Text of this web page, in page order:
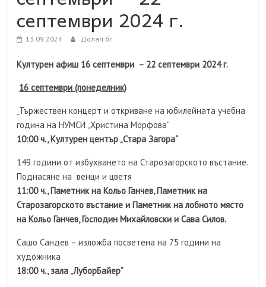
септември 2024 г.
13.09.2024 Долап.бг
Културен афиш 16 септември – 22 септември 2024 г.
16 септември (понеделник)
Тържествен концерт и откриване на юбилейната учебна
година на НУМСИ „Христина Морфова“
10:00 ч., Културен център „Стара Загора“
149 години от избухването на Старозагорското въстание.
Поднасяне на венци и цветя
11:00 ч.,Паметник на Кольо Ганчев, Паметник на
Старозагорското въстание и Паметник на лобното място
на Кольо Ганчев, Господин Михайловски и Сава Силов.
Сашо Сандев – изложба посветена на 75 години на
художника
18:00 ч., зала „ЛуборБайер“